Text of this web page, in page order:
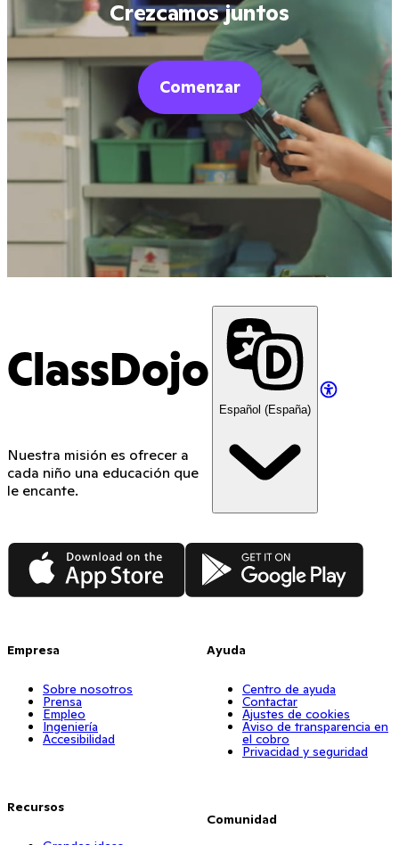
Crezcamos juntos
Comenzar
ClassDojo
Nuestra misión es ofrecer a
cada niño una educación que
le encante.
Español (España)
App Store Google Play
Empresa
Sobre nosotros
Prensa
Empleo
Ingeniería
Accesibilidad
Recursos
Ayuda
Centro de ayuda
Contactar
Ajustes de cookies
Aviso de transparencia en
el cobro
Privacidad y seguridad
Comunidad